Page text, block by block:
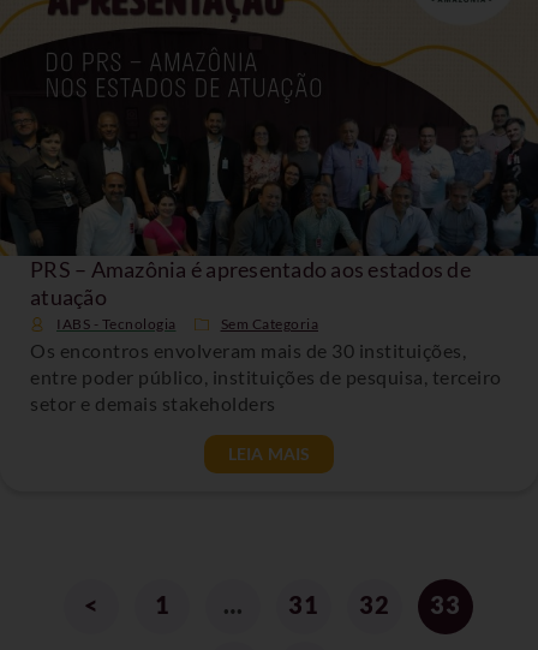
PRS – Amazônia é apresentado aos estados de
atuação
IABS - Tecnologia Sem Categoria
Os encontros envolveram mais de 30 instituições,
entre poder público, instituições de pesquisa, terceiro
setor e demais stakeholders
LEIA MAIS
< 1 … 31 32 33